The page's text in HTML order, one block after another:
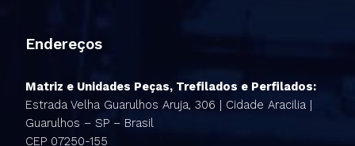
Endereços
Matriz e Unidades Peças, Trefilados e Perfilados:
Estrada Velha Guarulhos Aruja, 306 | Cidade Aracilia |
Guarulhos – SP – Brasil
CEP 07250-155